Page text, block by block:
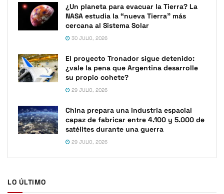
¿Un planeta para evacuar la Tierra? La
NASA estudia la “nueva Tierra” más
cercana al Sistema Solar
30 JULIO, 2026
El proyecto Tronador sigue detenido:
¿vale la pena que Argentina desarrolle
su propio cohete?
29 JULIO, 2026
China prepara una industria espacial
capaz de fabricar entre 4.100 y 5.000 de
satélites durante una guerra
29 JULIO, 2026
LO ÚLTIMO